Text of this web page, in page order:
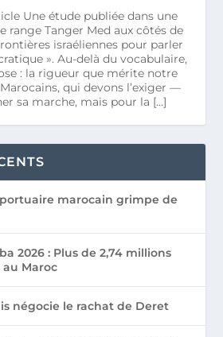
Une étude publiée dans une
range Tanger Med aux côtés de
israéliennes pour parler
». Au-delà du vocabulaire,
: la rigueur que mérite notre
qui devons l’exiger —
sa marche, mais pour la […]
portuaire marocain grimpe de
2026 : Plus de 2,74 millions
au Maroc
négocie le rachat de Deret